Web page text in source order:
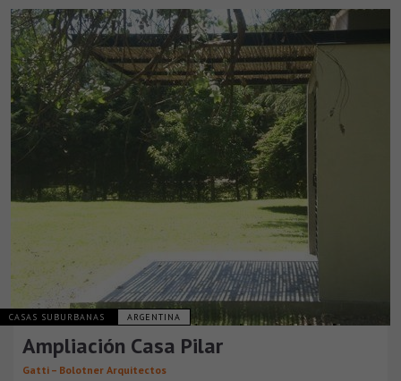
CASAS SUBURBANAS ARGENTINA
Ampliación Casa Pilar
Gatti – Bolotner Arquitectos